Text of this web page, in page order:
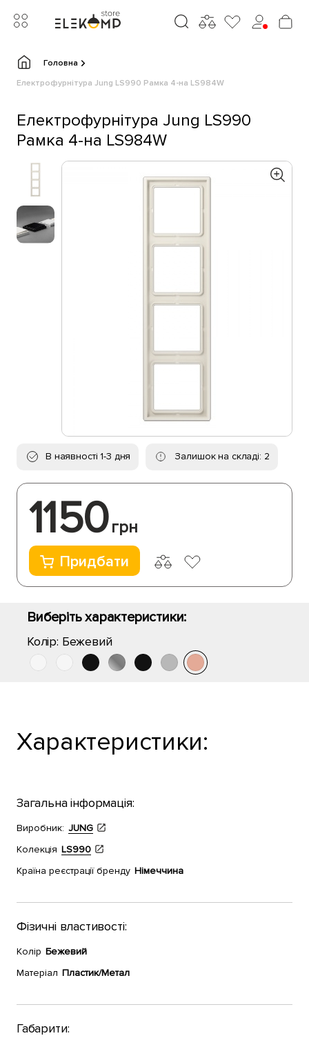
Головна
Електрофурнітура Jung LS990 Рамка 4-на LS984W
Електрофурнітура Jung LS990
Рамка 4-на LS984W
В наявності 1-3 дня Залишок на складі: 2
1150грн
Придбати
Виберіть характеристики:
Колір: Бежевий
Характеристики:
Загальна інформація:
Виробник: JUNG
Колекція LS990
Країна реєстрації бренду Німеччина
Фізичні властивості:
Колір Бежевий
Матеріал Пластик/Метал
Габарити: